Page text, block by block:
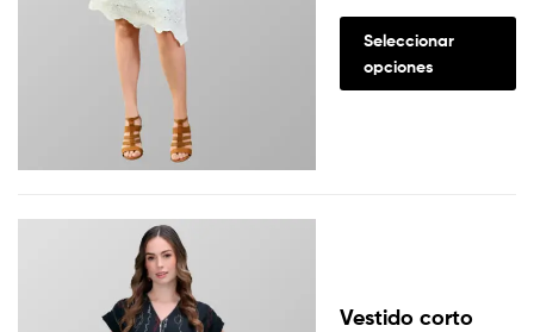
Seleccionar
opciones
Vestido corto